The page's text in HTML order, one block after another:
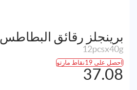
برينجلز رقائق البطاطس
12pcsx40g
احصل على 19نقاط مارتو
37.08